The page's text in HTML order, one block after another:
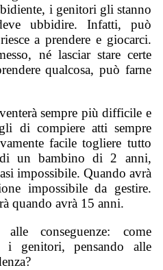
i genitori gli stanno
ubbidire. Infatti, può
a prendere e giocarci.
né lasciar stare certe
qualcosa, può farne
sempre più difficile e
di compiere atti sempre
facile togliere tutto
un bambino di 2 anni,
impossibile. Quando avrà
impossibile da gestire.
quando avrà 15 anni.
conseguenze: come
i genitori, pensando alle